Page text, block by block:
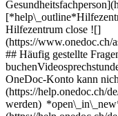
Hilfezentrum close ![]
(https://www.onedoc.ch/
## Häufig gestellte
OneDoc-Konto kann
(https://help.onedoc.ch/
werden)